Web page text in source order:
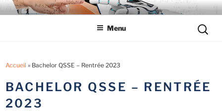
Aller
auLYCÉE LES EUCALYPTUS
Tout savoir sur le lycée professionnel
Menu
pour
Accueil » Bachelor QSSE – Rentrée 2023
BACHELOR QSSE – RENTRÉE
2023